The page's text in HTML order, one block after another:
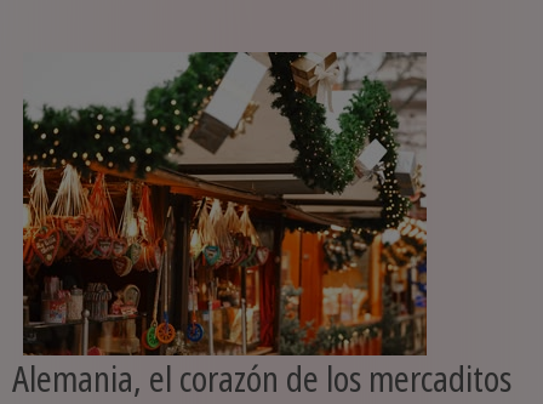
Alemania, el corazón de los mercaditos